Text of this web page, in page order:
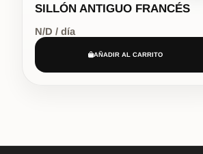
SILLÓN ANTIGUO FRANCÉS
N/D / día
AÑADIR AL CARRITO